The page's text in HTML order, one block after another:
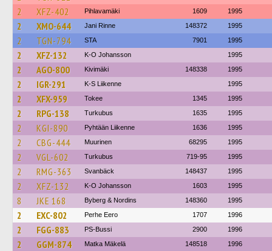
2 XFZ-402 Pihlavamäki 1609 1995
2 XMO-644 Jani Rinne 148372 1995
2 TGN-794 STA 7901 1995
2 XFZ-132 K-O Johansson 1995
2 AGO-800 Kivimäki 148338 1995
2 IGR-291 K-S Liikenne 1995
2 XFX-959 Tokee 1345 1995
2 RPG-138 Turkubus 1635 1995
2 KGI-890 Pyhtään Liikenne 1636 1995
2 CBG-444 Muurinen 68295 1995
2 VGL-602 Turkubus 719-95 1995
2 RMG-363 Svanbäck 148437 1995
2 XFZ-132 K-O Johansson 1603 1995
8 JKE 168 Byberg & Nordins 148360 1995
2 EXC-802 Perhe Eero 1707 1996
2 FGG-883 PS-Bussi 2900 1996
2 GGM-874 Matka Mäkelä 148518 1996